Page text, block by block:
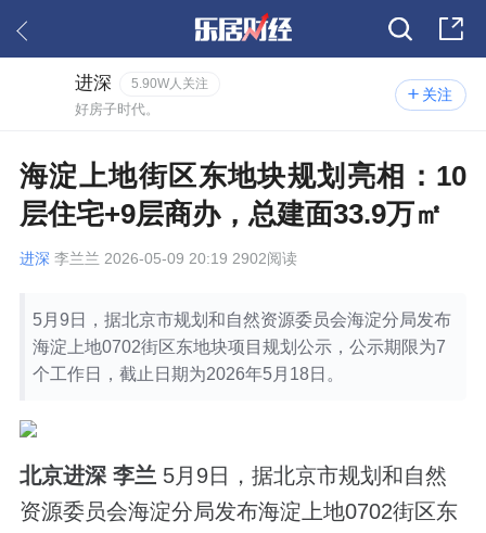
关注
进深 5.90W人关注
好房子时代。
海淀上地街区东地块规划亮相：10
层住宅+9层商办，总建面33.9万㎡
进深 李兰兰 2026-05-09 20:19 2902阅读
5月9日，据北京市规划和自然资源委员会海淀分局发布
海淀上地0702街区东地块项目规划公示，公示期限为7
个工作日，截止日期为2026年5月18日。
北京进深 李兰 5月9日，据北京市规划和自然
资源委员会海淀分局发布海淀上地0702街区东